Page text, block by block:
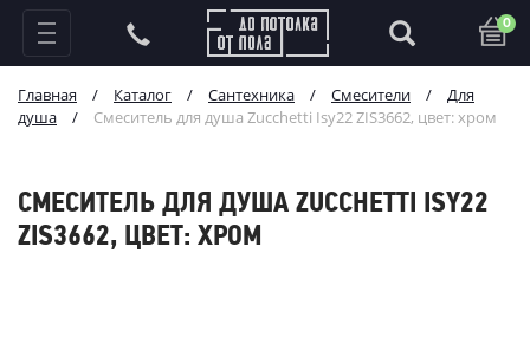
0
Главная / Каталог / Сантехника / Смесители /
Для
душа
/ Смеситель для душа Zucchetti Isy22 ZIS3662, цвет: хром
СМЕСИТЕЛЬ ДЛЯ ДУША ZUCCHETTI ISY22
ZIS3662, ЦВЕТ: ХРОМ